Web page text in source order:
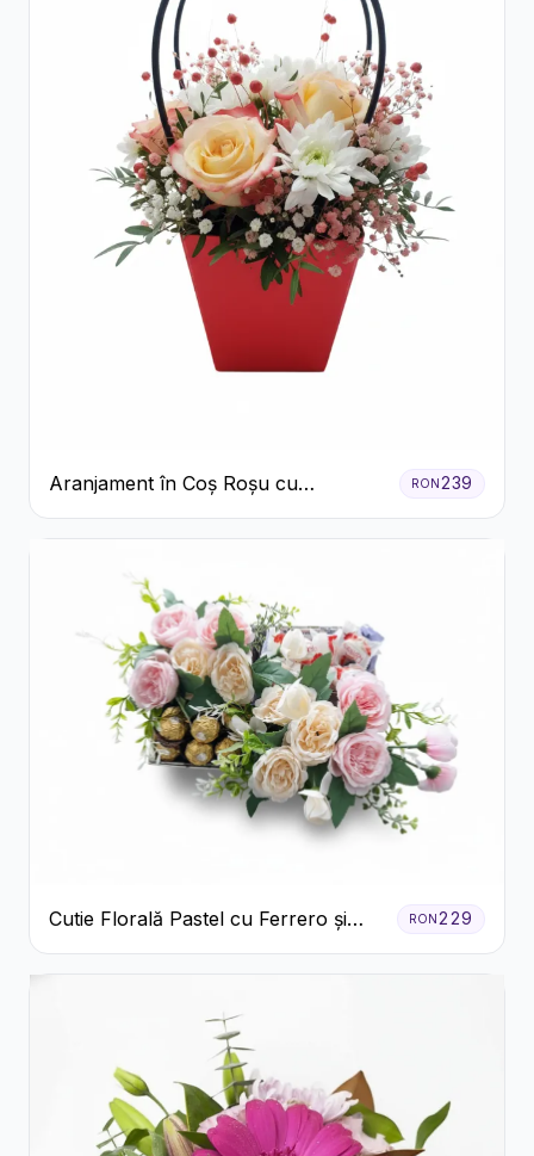
Aranjament în Coș Roșu cu
Trandafiri și Crizanteme Albe
RON239
Cutie Florală Pastel cu Ferrero și
Raffaello
RON229